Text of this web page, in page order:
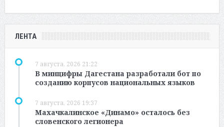
ЛЕНТА
7 августа, 2026 21:22
В минцифры Дагестана разработали бот по
созданию корпусов национальных языков
7 августа, 2026 19:37
Махачкалинское «Динамо» осталось без
словенского легионера